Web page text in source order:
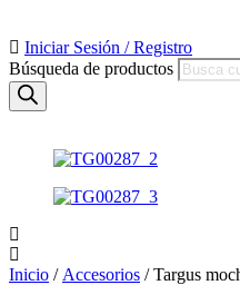
Iniciar Sesión / Registro
Búsqueda de productos
Inicio / Accesorios / Targus